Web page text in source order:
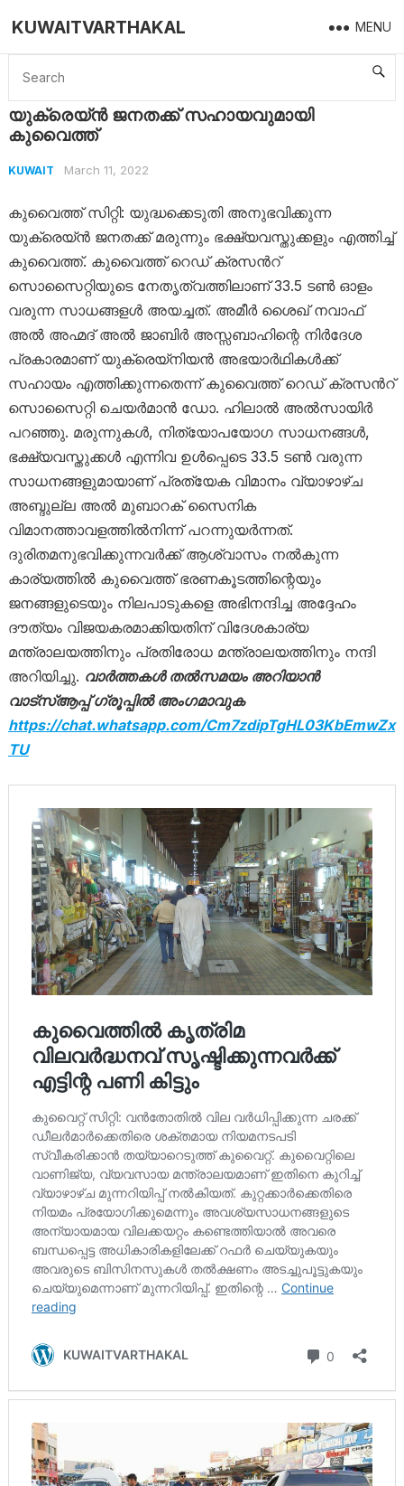
KUWAITVARTHAKAL MENU
Home Kuwait യുക്രെയ്ൻ ജനതക്ക് സഹായവുമായി കുവൈത്ത്
യുക്രെയ്ൻ ജനതക്ക് സഹായവുമായി
കുവൈത്ത്
KUWAIT March 11, 2022
കുവൈത്ത് സിറ്റി: യുദ്ധക്കെടുതി അനുഭവിക്കുന്ന
യുക്രെയ്ൻ ജനതക്ക് മരുന്നും ഭക്ഷ്യവസ്തുക്കളും എത്തിച്ച്
കുവൈത്ത്. കുവൈത്ത് റെഡ് ക്രസൻറ്
സൊസൈറ്റിയുടെ നേതൃത്വത്തിലാണ് 33.5 ടൺ ഓളം
വരുന്ന സാധങ്ങളൾ അയച്ചത്. അമീർ ശൈഖ് നവാഫ്
അൽ അഹ്മദ് അൽ ജാബിർ അസ്സബാഹിന്റെ നിർദേശ
പ്രകാരമാണ് യുക്രെയ്നിയൻ അഭയാർഥികൾക്ക്
സഹായം എത്തിക്കുന്നതെന്ന് കുവൈത്ത് റെഡ് ക്രസൻറ്
സൊസൈറ്റി ചെയർമാൻ ഡോ. ഹിലാൽ അൽസായിർ
പറഞ്ഞു. മരുന്നുകൾ, നിത്യോപയോഗ സാധനങ്ങൾ,
ഭക്ഷ്യവസ്തുക്കൾ എന്നിവ ഉൾപ്പെടെ 33.5 ടൺ വരുന്ന
സാധനങ്ങളുമായാണ് പ്രത്യേക വിമാനം വ്യാഴാഴ്ച
അബ്ദുല്ല അൽ മുബാറക് സൈനിക
വിമാനത്താവളത്തിൽനിന്ന് പറന്നുയർന്നത്.
ദുരിതമനുഭവിക്കുന്നവർക്ക് ആശ്വാസം നൽകുന്ന
കാര്യത്തിൽ കുവൈത്ത് ഭരണകൂടത്തിന്റെയും
ജനങ്ങളുടെയും നിലപാടുകളെ അഭിനന്ദിച്ച അദ്ദേഹം
ദൗത്യം വിജയകരമാക്കിയതിന് വിദേശകാര്യ
മന്ത്രാലയത്തിനും പ്രതിരോധ മന്ത്രാലയത്തിനും നന്ദി
അറിയിച്ചു. വാര്‍ത്തകള്‍ തല്‍സമയം അറിയാന്‍
വാട്സ്ആപ്പ് ഗ്രൂപ്പില്‍ അംഗമാവുക
https://chat.whatsapp.com/Cm7zdipTgHL03KbEmwZx
TU